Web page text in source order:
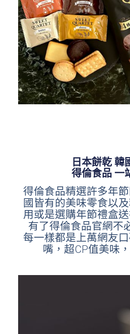
日本餅乾 韓
得倫食品 一
得倫食品精選許多年
國皆有的美味零食以
用或是選購年節禮盒
有了得倫食品官網不
每一樣都是上萬網友
嘴，超CP值美味